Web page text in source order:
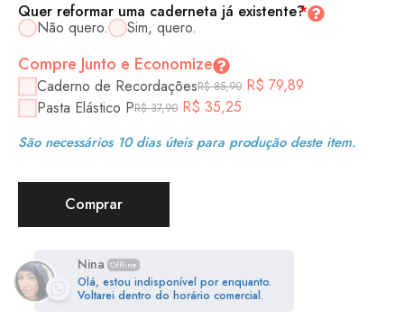
*
Quer reformar uma caderneta já existente?
Não quero. Sim, quero.
Compre Junto e Economize
Caderno de RecordaçõesR$85,90 R$ 79,89
Pasta Elástico PR$37,90 R$ 35,25
São necessários 10 dias úteis para produção deste item.
Comprar
Nina Offline
Olá, estou indisponível por enquanto.
Voltarei dentro do horário comercial.